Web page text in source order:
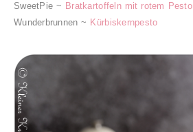
SweetPie ~ Bratkartoffeln mit rotem Pesto
Wunderbrunnen ~ Kürbiskernpesto